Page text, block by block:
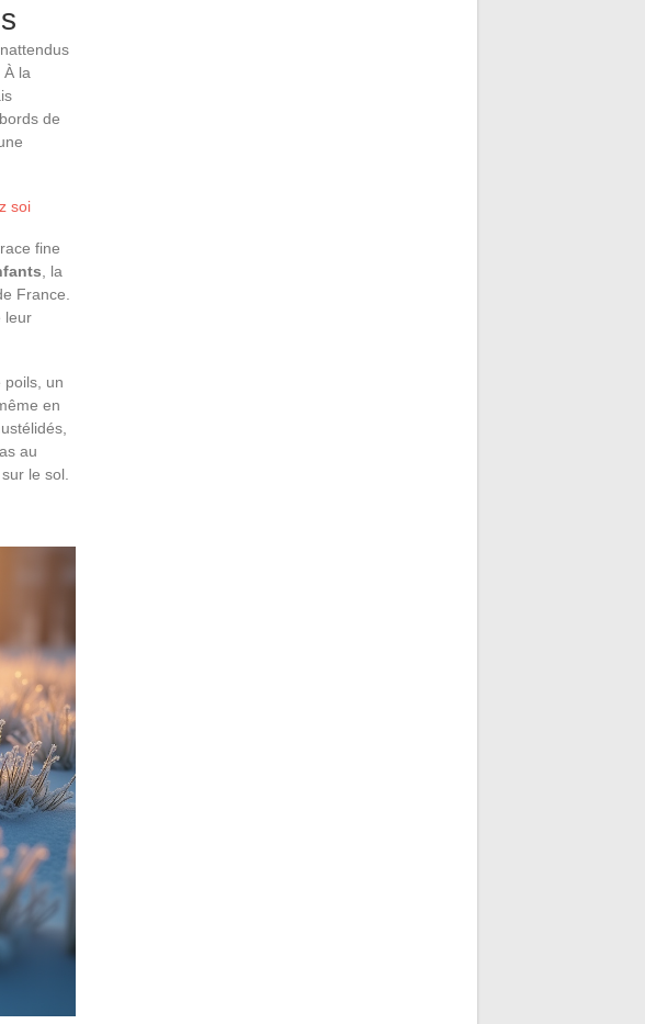
. À la
de
soi
fine
, la
France.
leur
poils, un
en
au
le sol.